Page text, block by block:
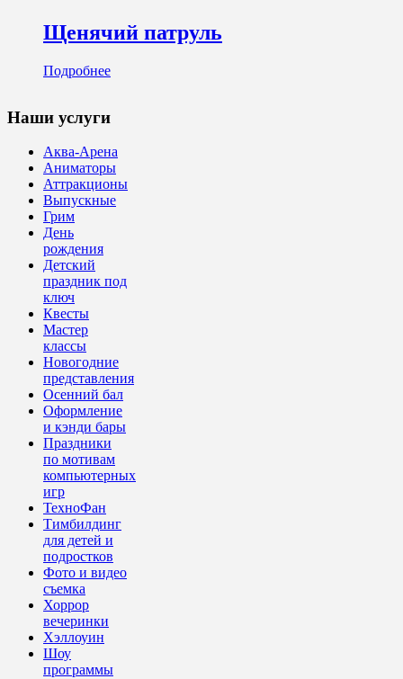
Щенячий патруль
Подробнее
Наши услуги
Аква-Арена
Аниматоры
Аттракционы
Выпускные
Грим
День
рождения
Детский
праздник под
ключ
Квесты
Мастер
классы
Новогодние
представления
Осенний бал
Оформление
и кэнди бары
Праздники
по мотивам
компьютерных
игр
ТехноФан
Тимбилдинг
для детей и
подростков
Фото и видео
съемка
Хоррор
вечеринки
Хэллоуин
Шоу
программы